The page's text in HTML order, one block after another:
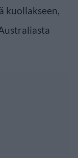
kuollakseen,